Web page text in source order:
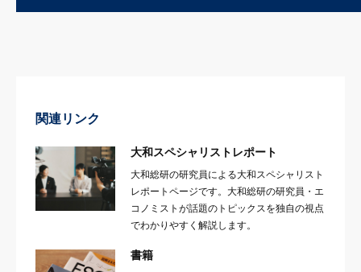
関連リンク
大和スペシャリストレポート
大和総研の研究員による大和スペシャリスト
レポートページです。大和総研の研究員・エ
コノミストが話題のトピックスを独自の視点
でわかりやすく解説します。
書籍